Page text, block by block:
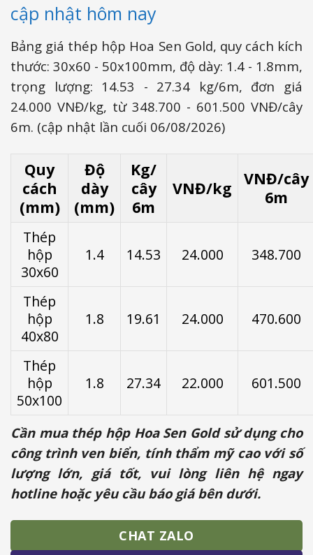
cập nhật hôm nay
Bảng giá thép hộp Hoa Sen Gold, quy cách kích
thước: 30x60 - 50x100mm, độ dày: 1.4 - 1.8mm,
trọng lượng: 14.53 - 27.34 kg/6m, đơn giá
24.000 VNĐ/kg, từ 348.700 - 601.500 VNĐ/cây
6m. (cập nhật lần cuối 06/08/2026)
Quy
cách
(mm)
Độ
dày
(mm)
Kg/
cây
6m
VNĐ/kg
VNĐ/cây
6m
Thép
hộp
30x60
1.4 14.53 24.000 348.700
Thép
hộp
40x80
1.8 19.61 24.000 470.600
Thép
hộp
50x100
1.8 27.34 22.000 601.500
Cần mua thép hộp Hoa Sen Gold sử dụng cho
công trình ven biển, tính thẩm mỹ cao với số
lượng lớn, giá tốt, vui lòng liên hệ ngay
hotline hoặc yêu cầu báo giá bên dưới.
CHAT ZALO